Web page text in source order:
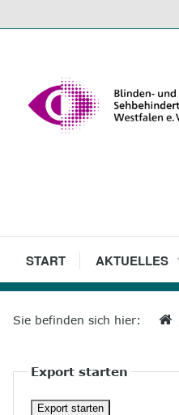
zum
1
START 2
AKTUELLES
Sie befinden sich hier:
Export starten